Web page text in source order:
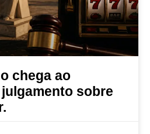
chega ao
sobre